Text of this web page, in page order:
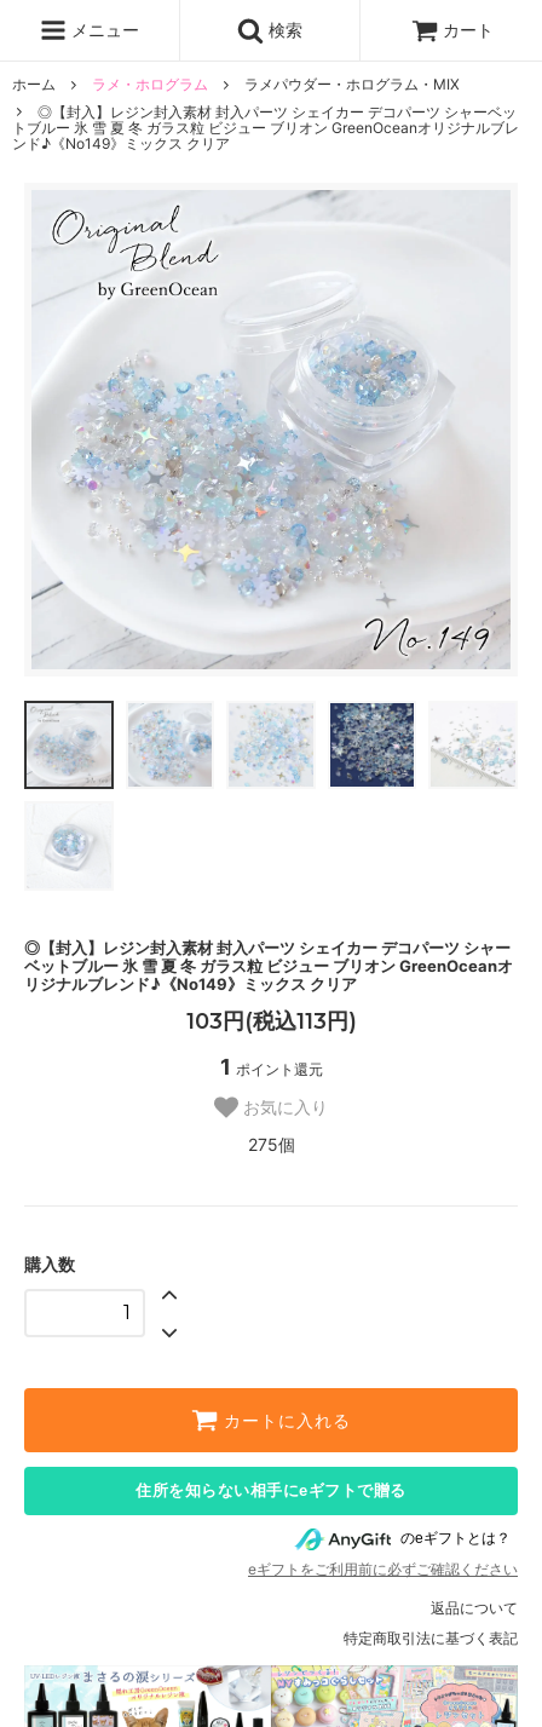
メニュー 検索 カート
ホーム ラメ・ホログラム
ラメパウダー・ホログラム・MIX
◎【封入】レジン封入素材 封入パーツ シェイカー デコパーツ シャーベッ
トブルー 氷 雪 夏 冬 ガラス粒 ビジュー ブリオン GreenOceanオリジナルブレ
ンド♪《No149》ミックス クリア
◎【封入】レジン封入素材 封入パーツ シェイカー デコパーツ シャー
ベットブルー 氷 雪 夏 冬 ガラス粒 ビジュー ブリオン GreenOceanオ
リジナルブレンド♪《No149》ミックス クリア
103円(税込113円)
1 ポイント還元
お気に入り
275個
購入数
カートに入れる
住所を知らない相手にeギフトで贈る
のeギフトとは？
eギフトをご利用前に必ずご確認ください
返品について
特定商取引法に基づく表記